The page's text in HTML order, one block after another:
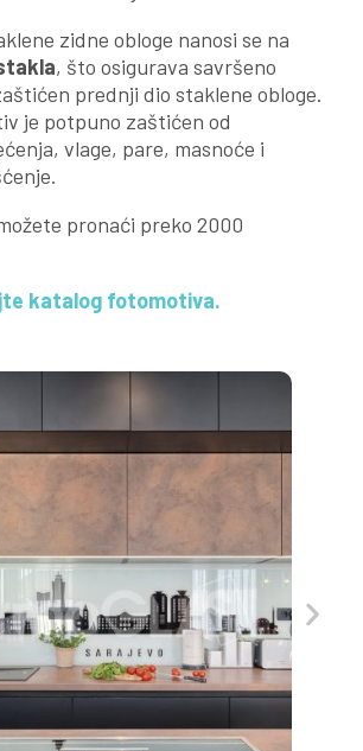
zidne obloge nanosi se na
, što osigurava savršeno
prednji dio staklene obloge.
je potpuno zaštićen od
vlage, pare, masnoće i
pronaći preko 2000
katalog fotomotiva.